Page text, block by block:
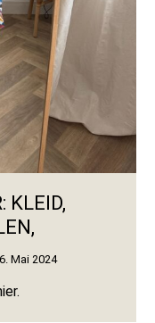
KLEID,
Mai 2024